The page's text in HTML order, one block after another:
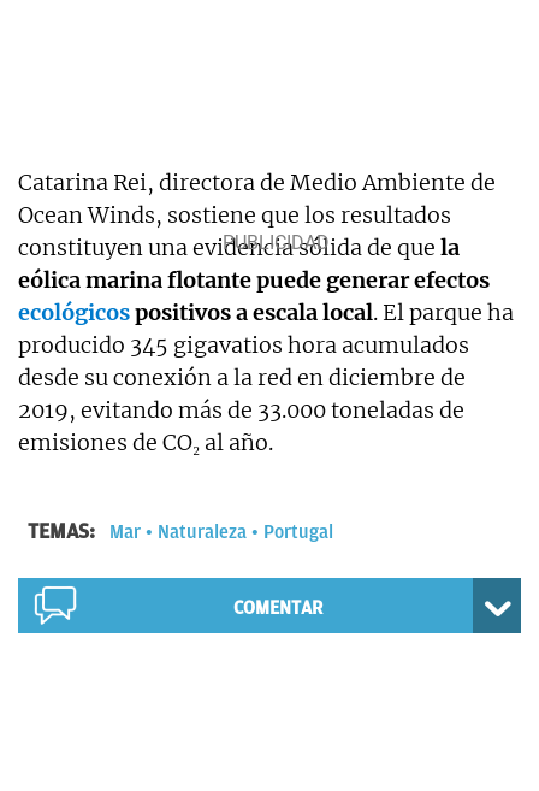
Catarina Rei, directora de Medio Ambiente de
Ocean Winds, sostiene que los resultados
constituyen una evidencia sólida de que la
eólica marina flotante puede generar efectos
ecológicospositivos a escala local. El parque ha
producido 345 gigavatios hora acumulados
desde su conexión a la red en diciembre de
2019, evitando más de 33.000 toneladas de
emisiones de CO₂ al año.
TEMAS: Mar Naturaleza Portugal
COMENTAR